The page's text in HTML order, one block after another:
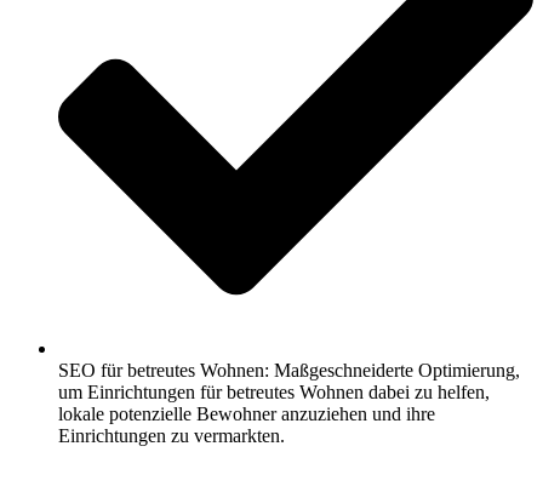
SEO für betreutes Wohnen: Maßgeschneiderte Optimierung,
um Einrichtungen für betreutes Wohnen dabei zu helfen,
lokale potenzielle Bewohner anzuziehen und ihre
Einrichtungen zu vermarkten.